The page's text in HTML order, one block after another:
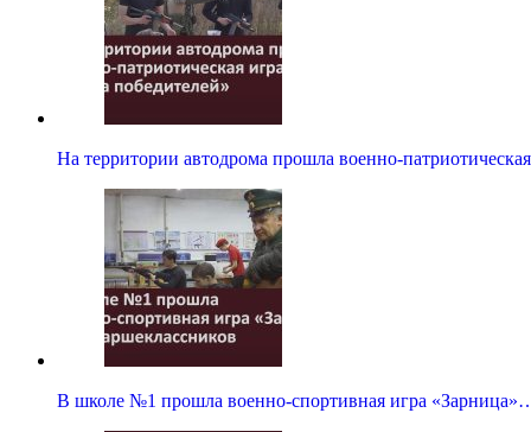
На территории автодрома прошла военно-
В школе №1 прошла военно-спортивная игра